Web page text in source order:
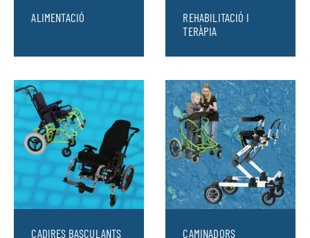
ALIMENTACIÓ
REHABILITACIÓ I
TERÀPIA
CADIRES BASCULANTS CAMINADORS